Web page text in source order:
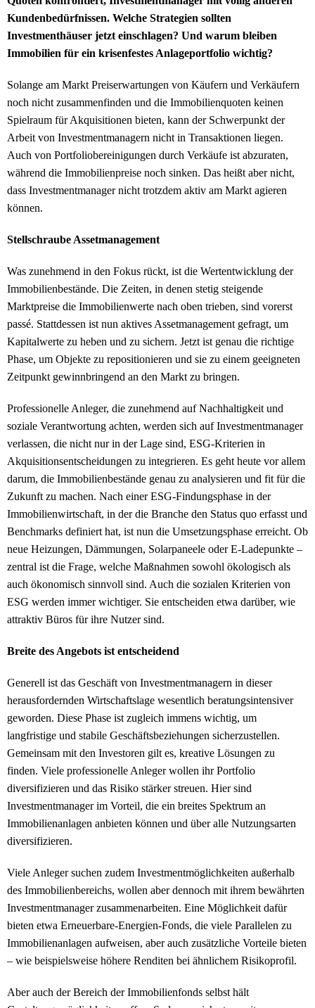
Kundenbedürfnissen. Welche Strategien sollten
Investmenthäuser jetzt einschlagen? Und warum bleiben
Immobilien für ein krisenfestes Anlageportfolio wichtig?
Solange am Markt Preiserwartungen von Käufern und Verkäufern
noch nicht zusammenfinden und die Immobilienquoten keinen
Spielraum für Akquisitionen bieten, kann der Schwerpunkt der
Arbeit von Investmentmanagern nicht in Transaktionen liegen.
Auch von Portfoliobereinigungen durch Verkäufe ist abzuraten,
während die Immobilienpreise noch sinken. Das heißt aber nicht,
dass Investmentmanager nicht trotzdem aktiv am Markt agieren
können.
Stellschraube Assetmanagement
Was zunehmend in den Fokus rückt, ist die Wertentwicklung der
Immobilienbestände. Die Zeiten, in denen stetig steigende
Marktpreise die Immobilienwerte nach oben trieben, sind vorerst
passé. Stattdessen ist nun aktives Assetmanagement gefragt, um
Kapitalwerte zu heben und zu sichern. Jetzt ist genau die richtige
Phase, um Objekte zu repositionieren und sie zu einem geeigneten
Zeitpunkt gewinnbringend an den Markt zu bringen.
Professionelle Anleger, die zunehmend auf Nachhaltigkeit und
soziale Verantwortung achten, werden sich auf Investmentmanager
verlassen, die nicht nur in der Lage sind, ESG-Kriterien in
Akquisitionsentscheidungen zu integrieren. Es geht heute vor allem
darum, die Immobilienbestände genau zu analysieren und fit für die
Zukunft zu machen. Nach einer ESG-Findungsphase in der
Immobilienwirtschaft, in der die Branche den Status quo erfasst und
Benchmarks definiert hat, ist nun die Umsetzungsphase erreicht. Ob
neue Heizungen, Dämmungen, Solarpaneele oder E-Ladepunkte –
zentral ist die Frage, welche Maßnahmen sowohl ökologisch als
auch ökonomisch sinnvoll sind. Auch die sozialen Kriterien von
ESG werden immer wichtiger. Sie entscheiden etwa darüber, wie
attraktiv Büros für ihre Nutzer sind.
Breite des Angebots ist entscheidend
Generell ist das Geschäft von Investmentmanagern in dieser
herausfordernden Wirtschaftslage wesentlich beratungsintensiver
geworden. Diese Phase ist zugleich immens wichtig, um
langfristige und stabile Geschäftsbeziehungen sicherzustellen.
Gemeinsam mit den Investoren gilt es, kreative Lösungen zu
finden. Viele professionelle Anleger wollen ihr Portfolio
diversifizieren und das Risiko stärker streuen. Hier sind
Investmentmanager im Vorteil, die ein breites Spektrum an
Immobilienanlagen anbieten können und über alle Nutzungsarten
diversifizieren.
Viele Anleger suchen zudem Investmentmöglichkeiten außerhalb
des Immobilienbereichs, wollen aber dennoch mit ihrem bewährten
Investmentmanager zusammenarbeiten. Eine Möglichkeit dafür
bieten etwa Erneuerbare-Energien-Fonds, die viele Parallelen zu
Immobilienanlagen aufweisen, aber auch zusätzliche Vorteile bieten
– wie beispielsweise höhere Renditen bei ähnlichem Risikoprofil.
Aber auch der Bereich der Immobilienfonds selbst hält